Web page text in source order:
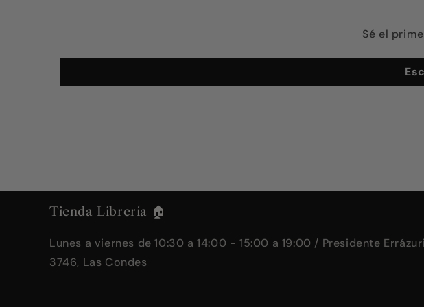
Sé el
Tienda Librería 🏠
Lunes a viernes de 10:30 a 14:00 - 15:00 a 19:00 / Presidente
3746, Las Condes